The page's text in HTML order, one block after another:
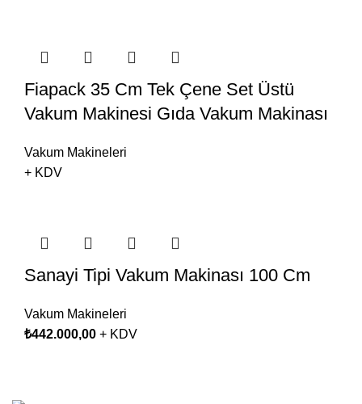
Fiapack 35 Cm Tek Çene Set Üstü
Vakum Makinesi Gıda Vakum Makinası
Vakum Makineleri
+ KDV
Sanayi Tipi Vakum Makinası 100 Cm
Vakum Makineleri
₺442.000,00 + KDV